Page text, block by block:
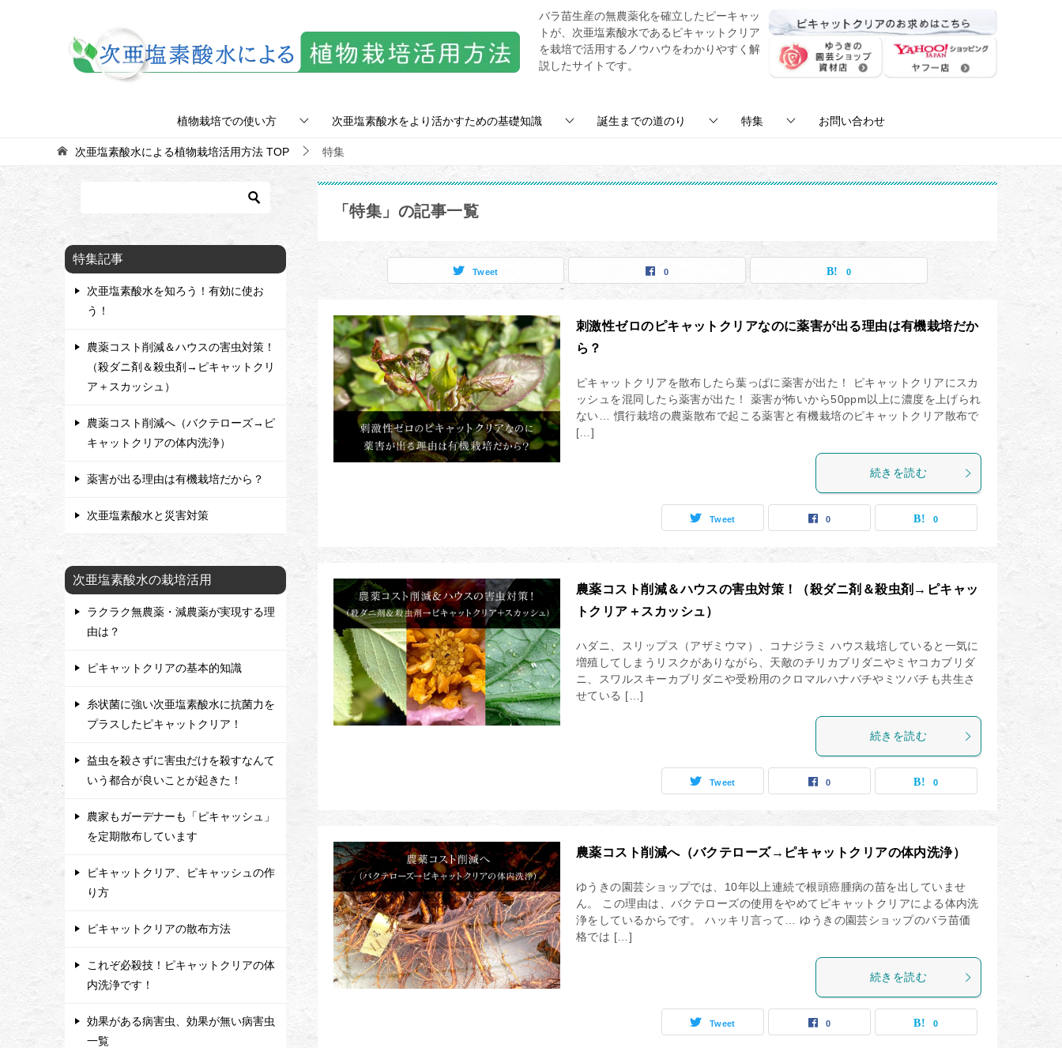
バラ苗生産の無農薬化を確立したピーキャッ
トが、次亜塩素酸水であるピキャットクリア
を栽培で活用するノウハウをわかりやすく解
説したサイトです。
植物栽培での使い方 次亜塩素酸水をより活かすための基礎知識 誕生までの道のり 特集 お問い合わせ
次亜塩素酸水による植物栽培活用方法 TOP 特集
「特集」の記事一覧
Tweet 0 0
刺激性ゼロのピキャットクリアなのに薬害が出る理由は有機栽培だか
ら？
ピキャットクリアを散布したら葉っぱに薬害が出た！ ピキャットクリアにスカ
ッシュを混同したら薬害が出た！ 薬害が怖いから50ppm以上に濃度を上げられ
ない… 慣行栽培の農薬散布で起こる薬害と有機栽培のピキャットクリア散布で
[…]
続きを読む
Tweet 0 0
農薬コスト削減＆ハウスの害虫対策！（殺ダニ剤＆殺虫剤→ピキャッ
トクリア＋スカッシュ）
ハダニ、スリップス（アザミウマ）、コナジラミ ハウス栽培していると一気に
増殖してしまうリスクがありながら、天敵のチリカブリダニやミヤコカブリダ
ニ、スワルスキーカブリダニや受粉用のクロマルハナバチやミツバチも共生さ
せている […]
続きを読む
Tweet 0 0
農薬コスト削減へ（バクテローズ→ピキャットクリアの体内洗浄）
ゆうきの園芸ショップでは、10年以上連続で根頭癌腫病の苗を出していませ
ん。 この理由は、バクテローズの使用をやめてピキャットクリアによる体内洗
浄をしているからです。 ハッキリ言って… ゆうきの園芸ショップのバラ苗価
格では […]
続きを読む
Tweet 0 0
特集記事
次亜塩素酸水を知ろう！有効に使お
う！
農薬コスト削減＆ハウスの害虫対策！
（殺ダニ剤＆殺虫剤→ピキャットクリ
ア＋スカッシュ）
農薬コスト削減へ（バクテローズ→ピ
キャットクリアの体内洗浄）
薬害が出る理由は有機栽培だから？
次亜塩素酸水と災害対策
次亜塩素酸水の栽培活用
ラクラク無農薬・減農薬が実現する理
由は？
ピキャットクリアの基本的知識
糸状菌に強い次亜塩素酸水に抗菌力を
プラスしたピキャットクリア！
益虫を殺さずに害虫だけを殺すなんて
いう都合が良いことが起きた！
農家もガーデナーも「ピキャッシュ」
を定期散布しています
ピキャットクリア、ピキャッシュの作
り方
ピキャットクリアの散布方法
これぞ必殺技！ピキャットクリアの体
内洗浄です！
効果がある病害虫、効果が無い病害虫
一覧